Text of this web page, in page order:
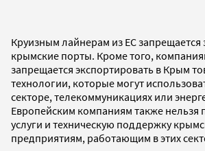
Круизным лайнерам из ЕС запрещается
крымские порты. Кроме того,
запрещается экспортировать в Крым
технологии, которые могут
секторе, телекоммуникациях или
Европейским компаниям также нельзя
услуги и техническую поддержку
предприятиям, работающим в этих